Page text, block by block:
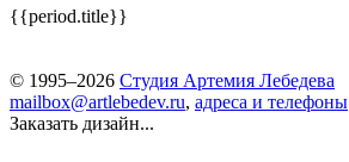
{{period.title}}
© 1995–2026 Студия Артемия Лебедева
mailbox@artlebedev.ru, адреса и телефоны
Заказать дизайн...